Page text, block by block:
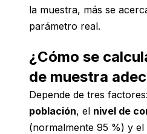
la muestra, más se
parámetro real.
¿Cómo se
de muestra
Depende de tres
población, el nivel de
(normalmente 95 %) y el